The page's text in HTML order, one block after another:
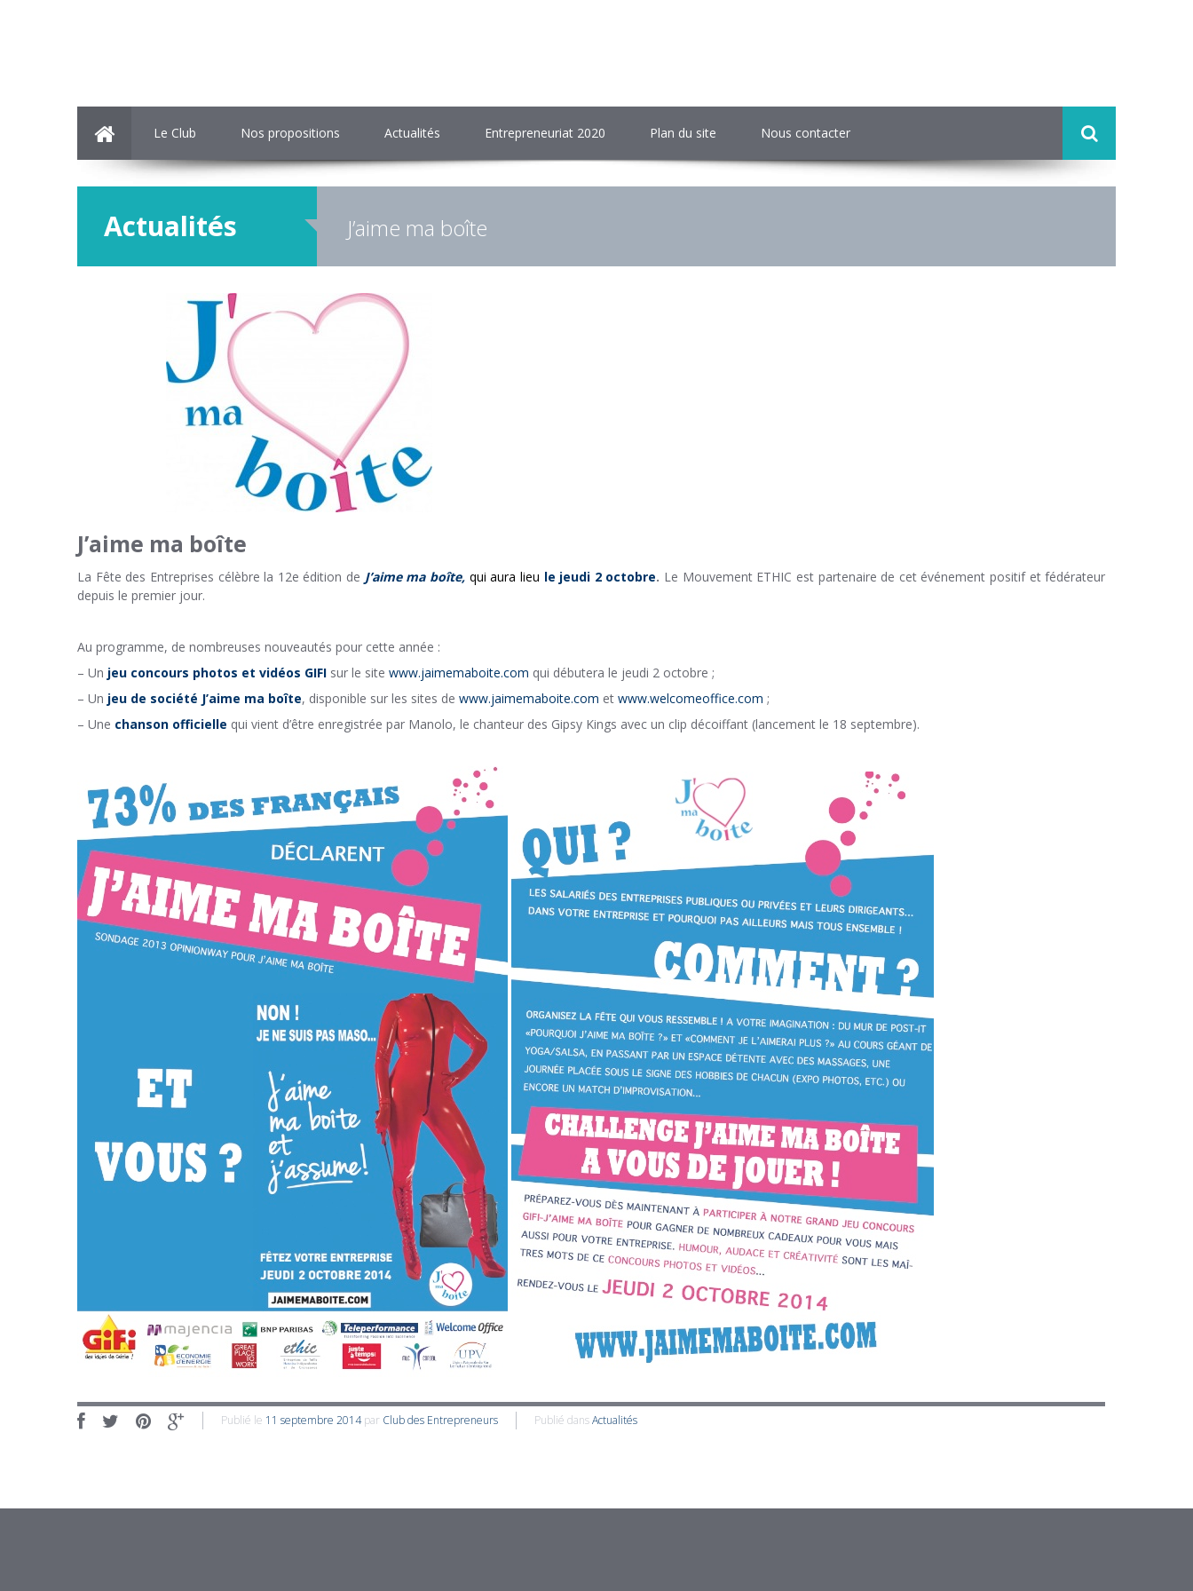
Le Club Nos propositions Actualités Entrepreneuriat 2020 Plan du site Nous contacter
Actualités J’aime ma boîte
J’aime ma boîte
La Fête des Entreprises célèbre la 12e édition de J’aime ma boîte, qui aura lieu le jeudi 2 octobre. Le Mouvement ETHIC est partenaire de cet événement positif et fédérateur
depuis le premier jour.
Au programme, de nombreuses nouveautés pour cette année :
– Un jeu concours photos et vidéos GIFI sur le site www.jaimemaboite.com qui débutera le jeudi 2 octobre ;
– Un jeu de société J’aime ma boîte, disponible sur les sites de www.jaimemaboite.com et www.welcomeoffice.com ;
– Une chanson officielle qui vient d’être enregistrée par Manolo, le chanteur des Gipsy Kings avec un clip décoiffant (lancement le 18 septembre).
Publié le 11 septembre 2014par Club des Entrepreneurs Publié dansActualités